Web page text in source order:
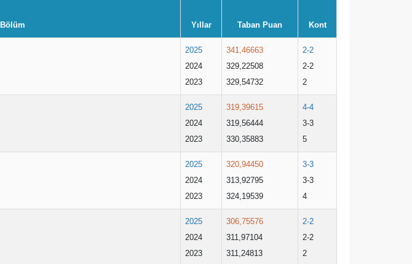
Bölüm Yıllar Taban Puan Kont
2025
2024
2023
341,46663
329,22508
329,54732
2-2
2-2
2
2025
2024
2023
319,39615
319,56444
330,35883
4-4
3-3
5
2025
2024
2023
320,94450
313,92795
324,19539
3-3
3-3
4
2025
2024
2023
306,75576
311,97104
311,24813
2-2
2-2
2